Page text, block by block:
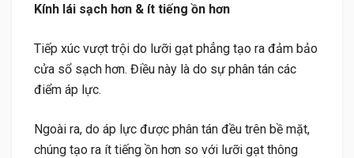
Kính lái sạch hơn & ít tiếng ồn hơn
Tiếp xúc vượt trội do lưỡi gạt phẳng tạo ra đảm bảo
cửa sổ sạch hơn. Điều này là do sự phân tán các
điểm áp lực.
Ngoài ra, do áp lực được phân tán đều trên bề mặt,
chúng tạo ra ít tiếng ồn hơn so với lưỡi gạt thông